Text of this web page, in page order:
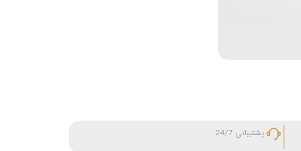
پشتیبانی 24/7